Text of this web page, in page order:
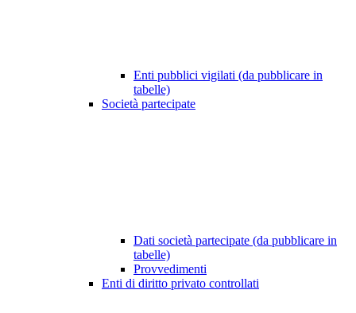
Enti pubblici vigilati (da pubblicare in
tabelle)
Società partecipate
Dati società partecipate (da pubblicare in
tabelle)
Provvedimenti
Enti di diritto privato controllati